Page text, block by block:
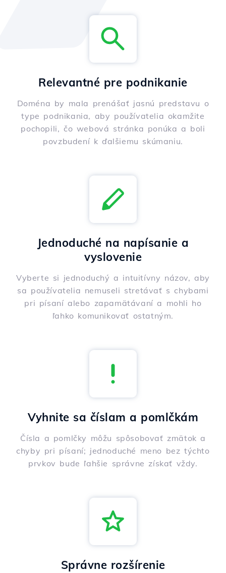
Relevantné pre podnikanie
Doména by mala prenášať jasnú predstavu o
type podnikania, aby používatelia okamžite
pochopili, čo webová stránka ponúka a boli
povzbudení k ďalšiemu skúmaniu.
Jednoduché na napísanie a
vyslovenie
Vyberte si jednoduchý a intuitívny názov, aby
sa používatelia nemuseli stretávať s chybami
pri písaní alebo zapamätávaní a mohli ho
ľahko komunikovať ostatným.
Vyhnite sa číslam a pomlčkám
Čísla a pomlčky môžu spôsobovať zmätok a
chyby pri písaní; jednoduché meno bez týchto
prvkov bude ľahšie správne získať vždy.
Správne rozšírenie